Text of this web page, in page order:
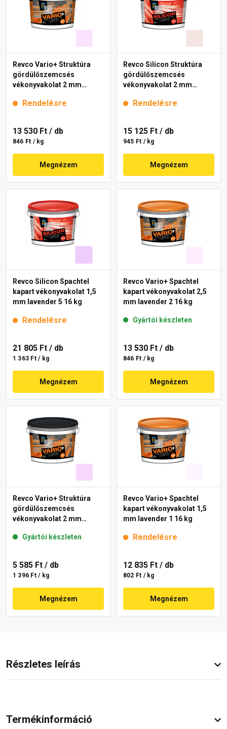
Revco Vario+ Struktúra
gördülőszemcsés
vékonyvakolat 2 mm
Rendelésre
13 530 Ft / db
846 Ft / kg
Megnézem
Revco Silicon Struktúra
gördülőszemcsés
vékonyvakolat 2 mm
Rendelésre
15 125 Ft / db
945 Ft / kg
Megnézem
Revco Silicon Spachtel
kapart vékonyvakolat 1,5
mm lavender 5 16 kg
Rendelésre
21 805 Ft / db
1 363 Ft / kg
Megnézem
Revco Vario+ Spachtel
kapart vékonyvakolat 2,5
mm lavender 2 16 kg
Gyártói készleten
13 530 Ft / db
846 Ft / kg
Megnézem
Revco Vario+ Struktúra
gördülőszemcsés
vékonyvakolat 2 mm
Gyártói készleten
5 585 Ft / db
1 396 Ft / kg
Megnézem
Revco Vario+ Spachtel
kapart vékonyvakolat 1,5
mm lavender 1 16 kg
Rendelésre
12 835 Ft / db
802 Ft / kg
Megnézem
Részletes leírás
Termékinformáció